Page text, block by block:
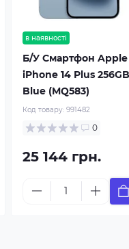
в наявності
Б/У Смартфон Apple
iPhone 14 Plus 256GB
Blue (MQ583)
Код товару: 991482
0
25 144 грн.